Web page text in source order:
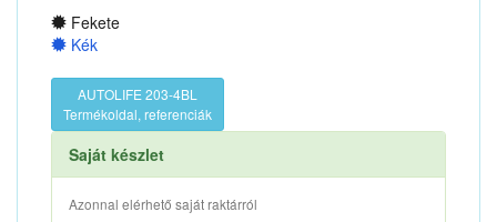
Fekete
Kék
AUTOLIFE 203-4BL
Termékoldal, referenciák
Saját készlet
Azonnal elérhető saját raktárról